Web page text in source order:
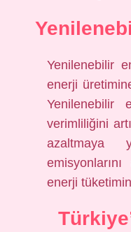
Yenilenebilir
enerji
Yenilenebilir
verimliliğini
azaltmaya
enerji